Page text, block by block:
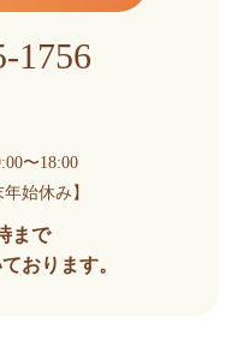
1756
〜18:00
始休み】
まで
おります。